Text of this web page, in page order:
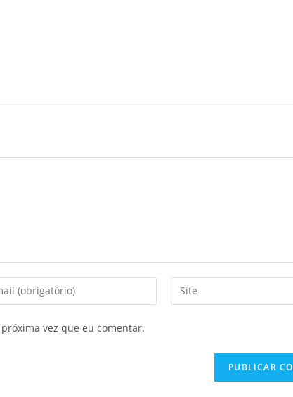
Digite
o
vez que eu comentar.